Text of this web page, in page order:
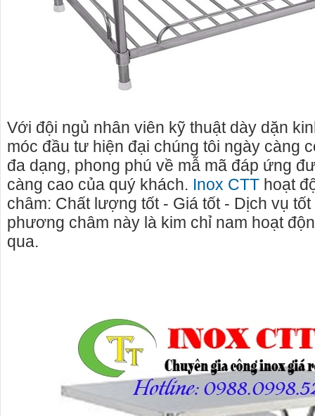
Với đội ngủ nhân viên kỹ thuật dày dặn
móc đầu tư hiện đại chúng tôi ngày càng
đa dạng, phong phú về mẫ mã đáp ứng
càng cao của quý khách. Inox CTT hoạt
châm: Chất lượng tốt - Giá tốt - Dịch vụ
phương châm này là kim chỉ nam hoạt
qua.